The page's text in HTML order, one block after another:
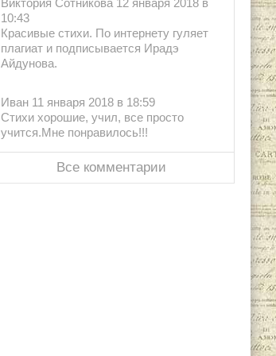
Виктория Сотникова 12 января 2018 в
10:43
Красивые стихи. По интернету гуляет
плагиат и подписывается Ирадэ
Айдунова.
Иван 11 января 2018 в 18:59
Стихи хорошие, учил, все просто
учится.Мне понравилось!!!
Все комментарии